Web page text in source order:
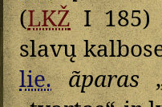
(LKŽI
slavų
lie. ãparas